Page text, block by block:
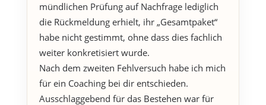
mündlichen Prüfung auf Nachfrage lediglich
die Rückmeldung erhielt, ihr „Gesamtpaket“
habe nicht gestimmt, ohne dass dies fachlich
weiter konkretisiert wurde.
Nach dem zweiten Fehlversuch habe ich mich
für ein Coaching bei dir entschieden.
Ausschlaggebend für das Bestehen war für